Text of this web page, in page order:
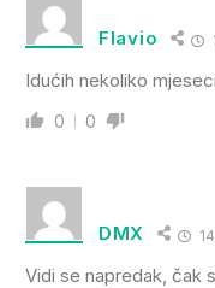
Flavio
Idućih nekoliko
0 0
DMX
Vidi se napredak, čak